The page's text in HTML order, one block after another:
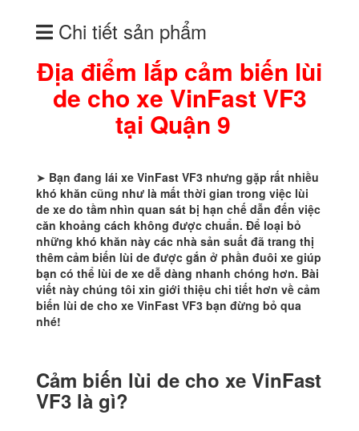
Chi tiết sản phẩm
Địa điểm lắp cảm biến lùi
de cho xe VinFast VF3
tại Quận 9
➤ Bạn đang lái xe VinFast VF3 nhưng gặp rất nhiều
khó khăn cũng như là mất thời gian trong việc lùi
de xe do tầm nhìn quan sát bị hạn chế dẫn đến việc
căn khoảng cách không được chuẩn. Để loại bỏ
những khó khăn này các nhà sản suất đã trang thị
thêm cảm biến lùi de được gắn ở phần đuôi xe giúp
bạn có thể lùi de xe dễ dàng nhanh chóng hơn. Bài
viết này chúng tôi xin giới thiệu chi tiết hơn về cảm
biến lùi de cho xe VinFast VF3 bạn đừng bỏ qua
nhé!
Cảm biến lùi de cho xe VinFast
VF3 là gì?